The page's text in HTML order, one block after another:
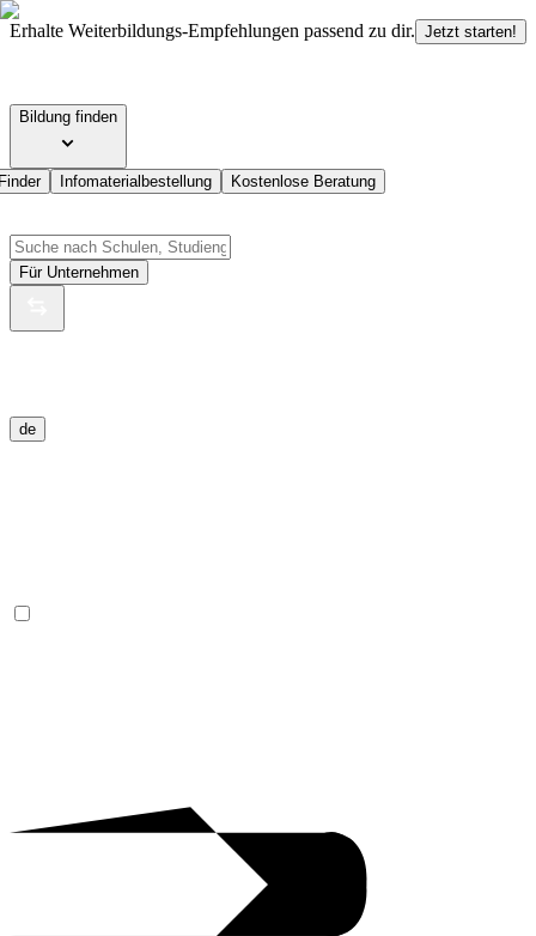
Erhalte Weiterbildungs-Empfehlungen passend zu dir. Jetzt starten!
Bildung finden
Infomaterialbestellung Kostenlose Beratung
Für Unternehmen
de